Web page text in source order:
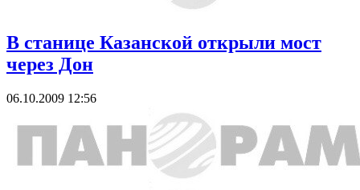
В станице Казанской открыли мост
через Дон
06.10.2009 12:56